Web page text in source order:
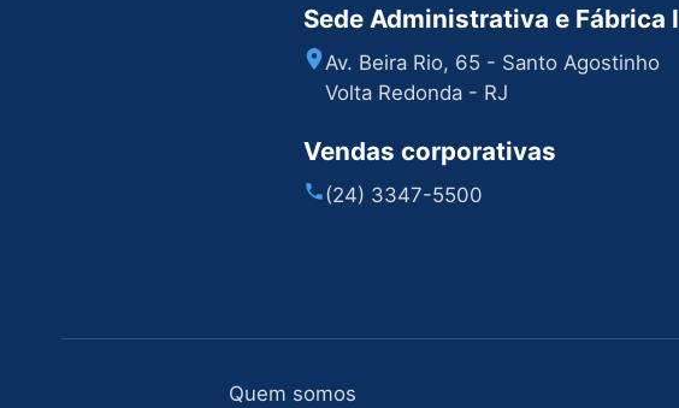
Sede Administrativa e Fábrica I
Av. Beira Rio, 65 - Santo Agostinho
Volta Redonda - RJ
Vendas corporativas
(24) 3347-5500
Quem somos